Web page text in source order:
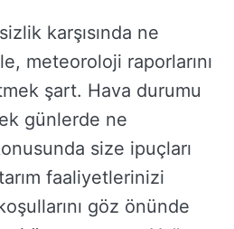
karşısında ne
meteoroloji raporlarını
şart. Hava durumu
günlerde ne
size ipuçları
faaliyetlerinizi
göz önünde